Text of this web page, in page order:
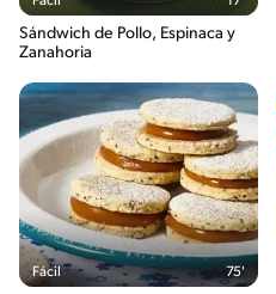
Sándwich de Pollo, Espinaca y
Zanahoria
Fácil 75'